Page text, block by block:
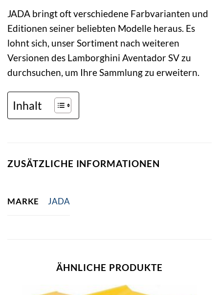
JADA bringt oft verschiedene Farbvarianten und
Editionen seiner beliebten Modelle heraus. Es
lohnt sich, unser Sortiment nach weiteren
Versionen des Lamborghini Aventador SV zu
durchsuchen, um Ihre Sammlung zu erweitern.
Inhalt
ZUSÄTZLICHE INFORMATIONEN
MARKE JADA
ÄHNLICHE PRODUKTE